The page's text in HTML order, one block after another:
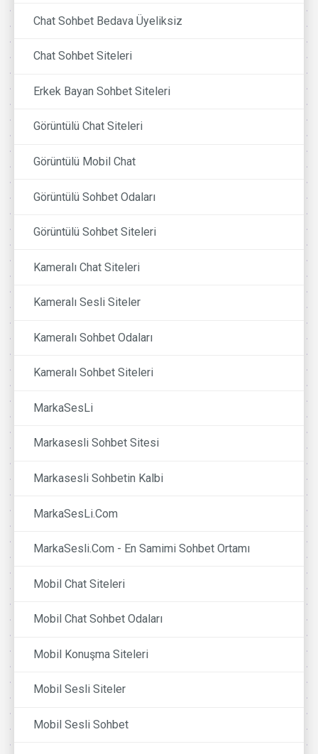
Chat Sohbet Bedava Üyeliksiz
Chat Sohbet Siteleri
Erkek Bayan Sohbet Siteleri
Görüntülü Chat Siteleri
Görüntülü Mobil Chat
Görüntülü Sohbet Odaları
Görüntülü Sohbet Siteleri
Kameralı Chat Siteleri
Kameralı Sesli Siteler
Kameralı Sohbet Odaları
Kameralı Sohbet Siteleri
MarkaSesLi
Markasesli Sohbet Sitesi
Markasesli Sohbetin Kalbi
MarkaSesLi.Com
MarkaSesli.Com - En Samimi Sohbet Ortamı
Mobil Chat Siteleri
Mobil Chat Sohbet Odaları
Mobil Konuşma Siteleri
Mobil Sesli Siteler
Mobil Sesli Sohbet